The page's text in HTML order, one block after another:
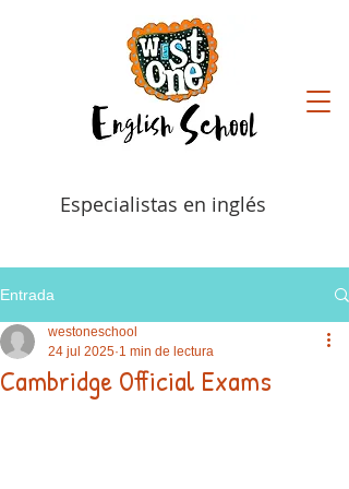
Especialistas en inglés
Entrada
Cambridge Official Exams
westoneschool
24 jul 2025 1 min de lectura